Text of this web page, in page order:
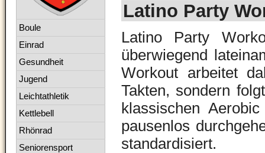
Latino Party
Latino Party
überwiegend
Workout arbeitet
Takten, sondern
klassischen
pausenlos
standardisiert.
Navigation
Boule
Einrad
Gesundheit
Jugend
Leichtathletik
Kettlebell
Rhönrad
Seniorensport